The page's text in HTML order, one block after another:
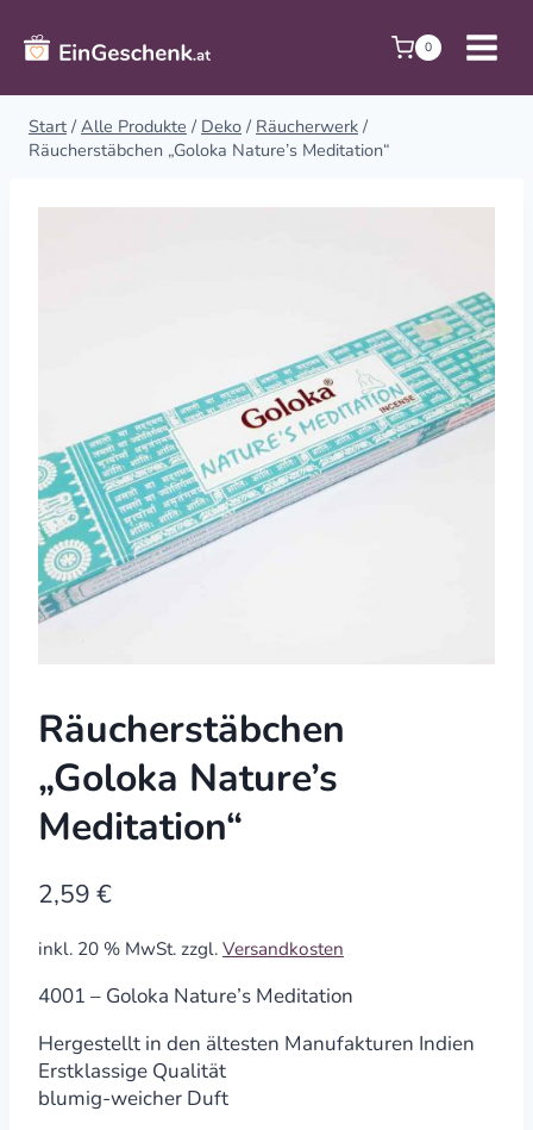
Inhalt
springen
0
Start / Alle Produkte / Deko / Räucherwerk /
Räucherstäbchen „Goloka Nature’s Meditation“
Räucherstäbchen
„Goloka Nature’s
Meditation“
2,59 €
inkl. 20 % MwSt. zzgl. Versandkosten
4001 – Goloka Nature’s Meditation
Hergestellt in den ältesten Manufakturen Indien
Erstklassige Qualität
blumig-weicher Duft